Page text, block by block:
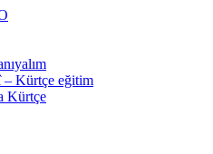
– Kürtçe eğitim
Kürtçe